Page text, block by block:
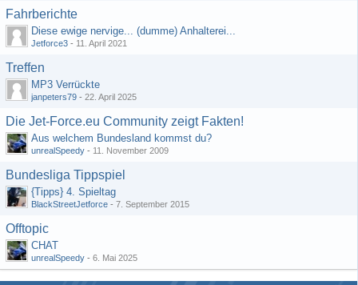
Fahrberichte
Diese ewige nervige... (dumme) Anhalterei...
Jetforce3 - 11. April 2021
Treffen
MP3 Verrückte
janpeters79 - 22. April 2025
Die Jet-Force.eu Community zeigt Fakten!
Aus welchem Bundesland kommst du?
unrealSpeedy - 11. November 2009
Bundesliga Tippspiel
{Tipps} 4. Spieltag
BlackStreetJetforce - 7. September 2015
Offtopic
CHAT
unrealSpeedy - 6. Mai 2025